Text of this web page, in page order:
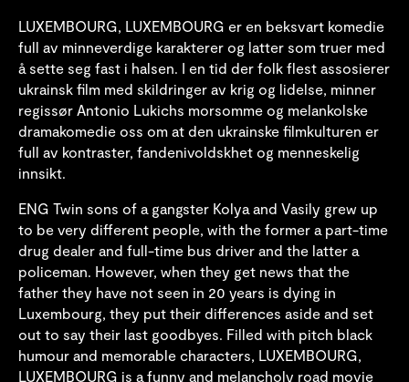
LUXEMBOURG, LUXEMBOURG er en beksvart komedie
full av minneverdige karakterer og latter som truer med
å sette seg fast i halsen. I en tid der folk flest assosierer
ukrainsk film med skildringer av krig og lidelse, minner
regissør Antonio Lukichs morsomme og melankolske
dramakomedie oss om at den ukrainske filmkulturen er
full av kontraster, fandenivoldskhet og menneskelig
innsikt.
ENG Twin sons of a gangster Kolya and Vasily grew up
to be very different people, with the former a part-time
drug dealer and full-time bus driver and the latter a
policeman. However, when they get news that the
father they have not seen in 20 years is dying in
Luxembourg, they put their differences aside and set
out to say their last goodbyes. Filled with pitch black
humour and memorable characters, LUXEMBOURG,
LUXEMBOURG is a funny and melancholy road movie